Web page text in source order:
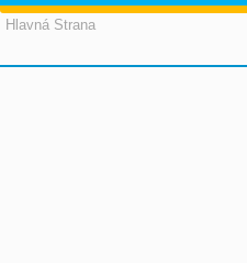
Hlavná Strana